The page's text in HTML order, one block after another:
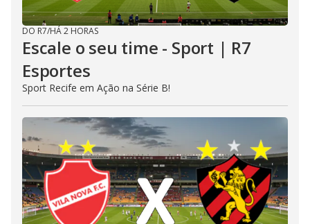
DO R7/HÁ 2 HORAS
Escale o seu time - Sport | R7
Esportes
Sport Recife em Ação na Série B!